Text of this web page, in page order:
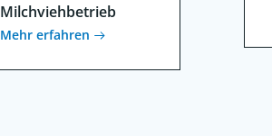
Milchviehbetrieb
Mehr erfahren